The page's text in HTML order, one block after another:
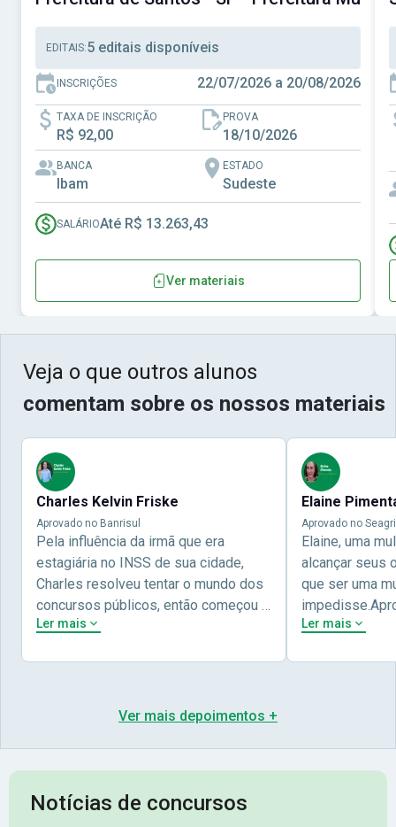
EDITAIS:5 editais disponíveis
INSCRIÇÕES 22/07/2026 a 20/08/2026
TAXA DE INSCRIÇÃO
R$ 92,00
PROVA
18/10/2026
BANCA
Ibam
ESTADO
Sudeste
SALÁRIOAté R$ 13.263,43
Ver materiais
Veja o que outros alunos
comentam sobre os nossos materiais
Charles Kelvin Friske
Aprovado no Banrisul
Pela influência da irmã que era
estagiária no INSS de sua cidade,
Charles resolveu tentar o mundo dos
concursos públicos, então começou a
estudar com contéudo gratuito que a
preparação completa, e o resultado
abriu o concurso para o Banco da sua
cidade, o Banrisul. Se tornou
assinante premium e em seguida
Ler mais
Elaine
Aprovado no
Elaine, uma
alcançar seus
que ser uma
concursos
sua vida e
obstáculos
Ler mais
Ver mais depoimentos +
Notícias de concursos